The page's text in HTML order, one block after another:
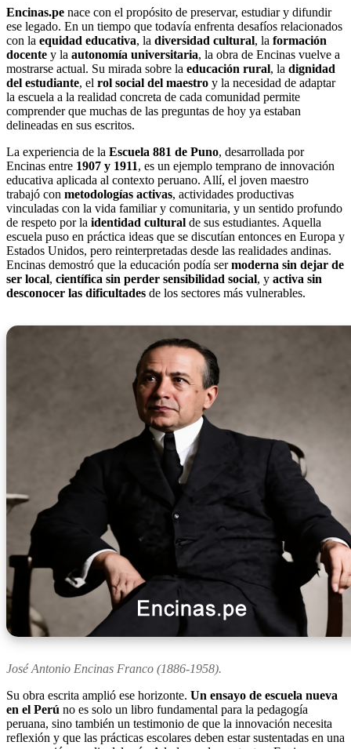
Encinas.pe nace con el propósito de preservar, estudiar y difundir
ese legado. En un tiempo que todavía enfrenta desafíos relacionados
con la equidad educativa, la diversidad cultural, la formación
docente y la autonomía universitaria, la obra de Encinas vuelve a
mostrarse actual. Su mirada sobre la educación rural, la dignidad
del estudiante, el rol social del maestro y la necesidad de adaptar
la escuela a la realidad concreta de cada comunidad permite
comprender que muchas de las preguntas de hoy ya estaban
delineadas en sus escritos.
La experiencia de la Escuela 881 de Puno, desarrollada por
Encinas entre 1907 y 1911, es un ejemplo temprano de innovación
educativa aplicada al contexto peruano. Allí, el joven maestro
trabajó con metodologías activas, actividades productivas
vinculadas con la vida familiar y comunitaria, y un sentido profundo
de respeto por la identidad cultural de sus estudiantes. Aquella
escuela puso en práctica ideas que se discutían entonces en Europa y
Estados Unidos, pero reinterpretadas desde las realidades andinas.
Encinas demostró que la educación podía sermoderna sin dejar de
ser local, científica sin perder sensibilidad social, y activa sin
desconocer las dificultades de los sectores más vulnerables.
José Antonio Encinas Franco (1886-1958).
Su obra escrita amplió ese horizonte. Un ensayo de escuela nueva
en el Perú no es solo un libro fundamental para la pedagogía
peruana, sino también un testimonio de que la innovación necesita
reflexión y que las prácticas escolares deben estar sustentadas en una